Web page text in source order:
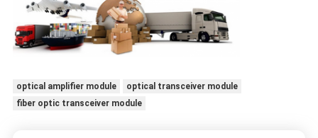
optical amplifier module
optical transceiver module
fiber optic transceiver module